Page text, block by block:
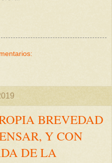
BREVEDAD
Y CON
DE LA